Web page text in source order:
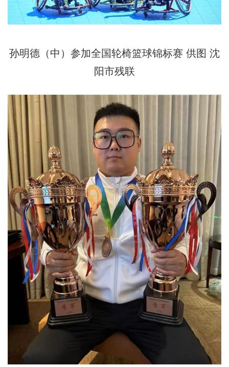
孙明德（中）参加全国轮椅篮球锦标赛 供图 沈
阳市残联